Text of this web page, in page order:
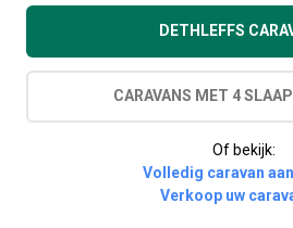
DETHLEFFS
CARAVANS MET 4
Of bekijk:
Volledig caravan
Verkoop uw